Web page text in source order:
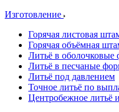
Изготовление
Горячая листовая
Горячая объёмная
Литьё в
Литьё в песчаные
Литьё под давлением
Точное литьё по
Центробежное литьё